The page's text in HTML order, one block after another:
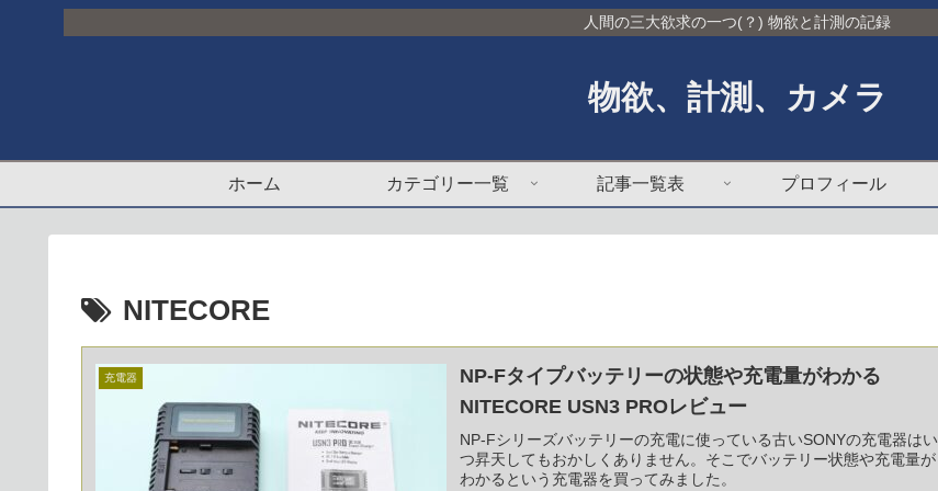
人間の三大欲求の一つ(？) 物欲と計測の記録
物欲、計測、カメラ
ホーム カテゴリー一覧 記事一覧表 プロフィール
NITECORE
充電器
NP-Fタイプバッテリーの状態や充電量がわかる
NITECORE USN3 PROレビュー
NP-Fシリーズバッテリーの充電に使っている古いSONYの充電器はい
つ昇天してもおかしくありません。そこでバッテリー状態や充電量が
わかるという充電器を買ってみました。